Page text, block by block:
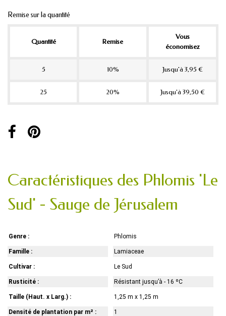
Remise sur la quantité
Quantité Remise
Vous
économisez
5 10% Jusqu'à 3,95 €
25 20% Jusqu'à 39,50 €
Caractéristiques des Phlomis 'Le
Sud' - Sauge de Jérusalem
Genre : Phlomis
Famille : Lamiaceae
Cultivar : Le Sud
Rusticité : Résistant jusqu’à - 16 ºC
Taille (Haut. x Larg.) : 1,25 m x 1,25 m
Densité de plantation par m² : 1